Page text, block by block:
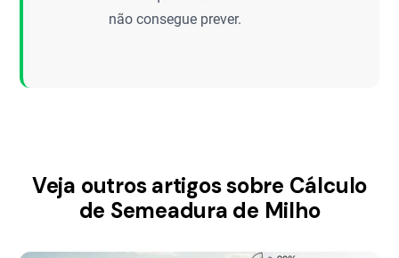
não consegue prever.
Veja outros artigos sobre Cálculo
de Semeadura de Milho